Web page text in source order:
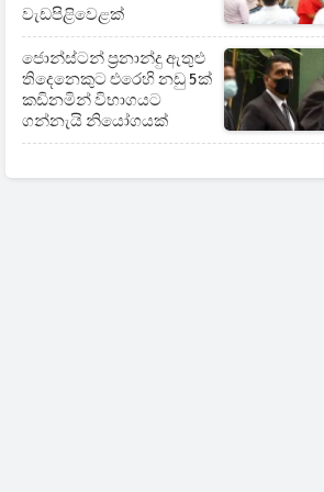
වැඩපිළිවෙළක්
ජොන්ස්ටන් ප්‍රනාන්දු ඇතුළු
තිදෙනෙකුට එරෙහි නඩු 5ක්
කඩිනමින් විභාගයට
ගන්නැයි නියෝගයක්